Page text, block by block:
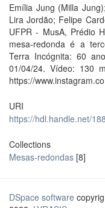
Emília Jung (Milla
Lira Jordão; Felipe
UFPR - MusA, Prédio
mesa-redonda é a
Terra Incógnita: 60
01/04/24. Vídeo: 130
https://
URI
https://hdl.handle.net/
Collections
Mesas-redondas [8]
DSpace software